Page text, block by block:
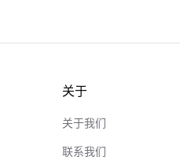
关于
关于我们
联系我们